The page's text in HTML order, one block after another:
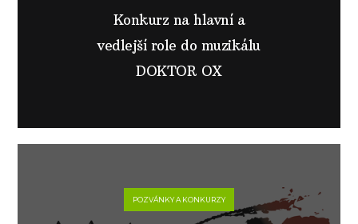
Konkurz na hlavní a
vedlejší role do muzikálu
DOKTOR OX
POZVÁNKY A KONKURZY